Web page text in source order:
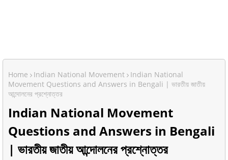
Home Indian National Movement
Indian National
Movement Questions and Answers in Bengali | ভারতীয় জাতীয়
আন্দোলনের প্রশ্নোত্তর
Indian National Movement
Questions and Answers in Bengali
| ভারতীয় জাতীয় আন্দোলনের প্রশ্নোত্তর